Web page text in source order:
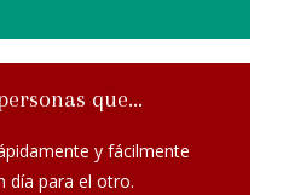
que...
y fácilmente
día para el otro.